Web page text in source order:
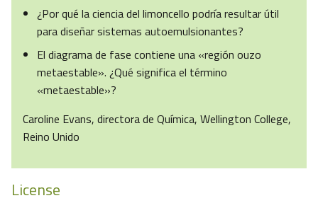
¿Por qué la ciencia del limoncello podría resultar útil
para diseñar sistemas autoemulsionantes?
El diagrama de fase contiene una «región ouzo
metaestable». ¿Qué significa el término
«metaestable»?
Caroline Evans, directora de Química, Wellington College,
Reino Unido
License